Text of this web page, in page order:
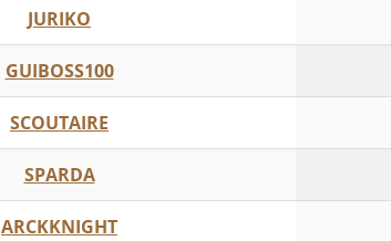
JURIKO
GUIBOSS100
SCOUTAIRE
SPARDA
ARCKKNIGHT